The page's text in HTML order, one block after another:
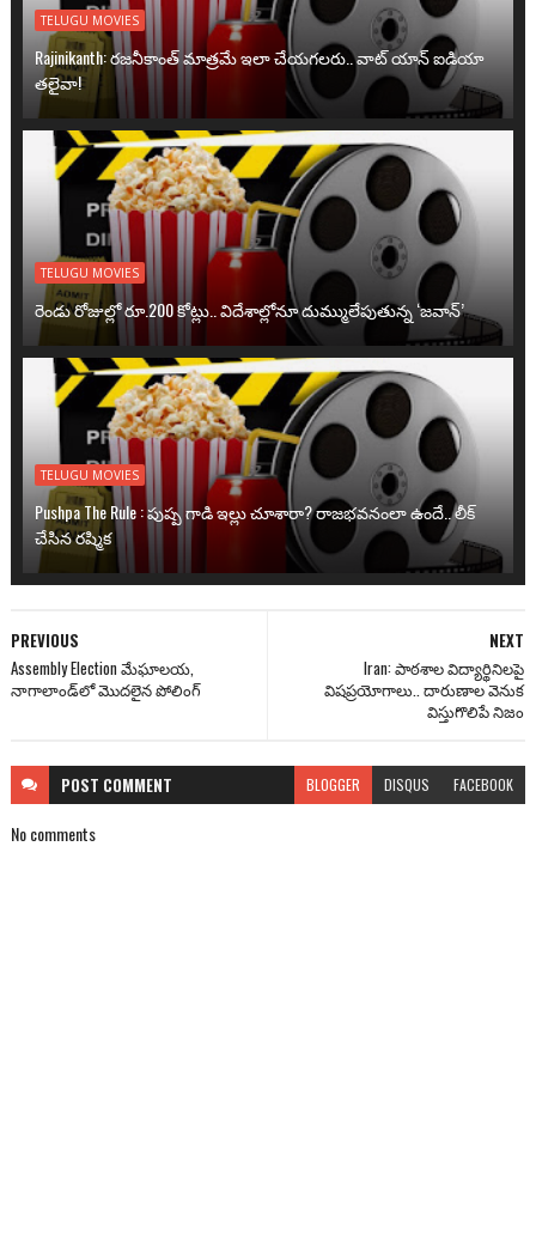
TELUGU MOVIES
Rajinikanth: రజనీకాంత్ మాత్రమే ఇలా చేయగలరు.. వాట్ యాన్ ఐడియా
తలైవా!
TELUGU MOVIES
రెండు రోజుల్లో రూ.200 కోట్లు.. విదేశాల్లోనూ దుమ్ములేపుతున్న ‘జవాన్’
TELUGU MOVIES
Pushpa The Rule : పుష్ప గాడి ఇల్లు చూశారా? రాజభవనంలా ఉందే.. లీక్
చేసిన రష్మిక
NEXT
Iran: పాఠశాల విద్యార్థినిలపై
విషప్రయోగాలు.. దారుణాల వెనుక
విస్తుగొలిపే నిజం
PREVIOUS
Assembly Election మేఘాలయ,
నాగాలాండ్‌లో మొదలైన పోలింగ్
POST COMMENT BLOGGER DISQUS FACEBOOK
No comments